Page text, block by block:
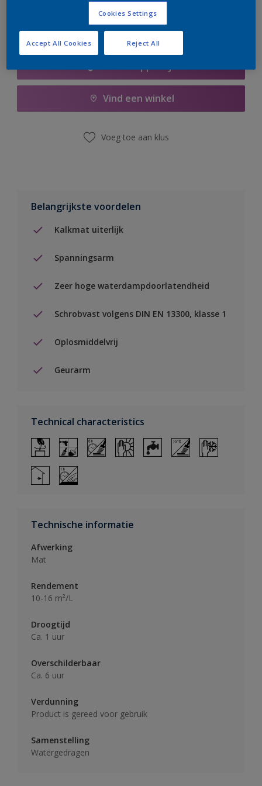
Vind een winkel
Voeg toe aan klus
Belangrijkste voordelen
Kalkmat uiterlijk
Spanningsarm
Zeer hoge waterdampdoorlatendheid
Schrobvast volgens DIN EN 13300, klasse 1
Oplosmiddelvrij
Geurarm
Technical characteristics
Technische informatie
Afwerking
Mat
Rendement
10-16 m²/L
Droogtijd
Ca. 1 uur
Overschilderbaar
Ca. 6 uur
Verdunning
Product is gereed voor gebruik
Samenstelling
Watergedragen
Cookies Settings
Reject All
Accept All Cookies